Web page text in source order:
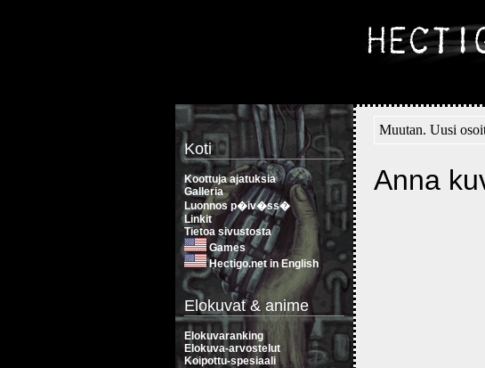
Koti
Koottuja ajatuksia
Galleria
Luonnos p�iv�ss�
Linkit
Tietoa sivustosta
Games
Hectigo.net in English
Elokuvat & anime
Elokuvaranking
Elokuva-arvostelut
Koipottu-spesiaali
Muutan. Uusi
Anna